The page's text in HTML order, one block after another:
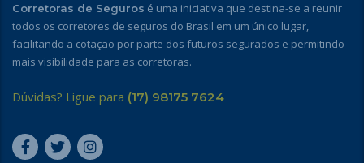
Corretoras de Seguros é uma iniciativa que destina-se a reunir
todos os corretores de seguros do Brasil em um único lugar,
facilitando a cotação por parte dos futuros segurados e permitindo
mais visibilidade para as corretoras.
Dúvidas? Ligue para (17) 98175 7624